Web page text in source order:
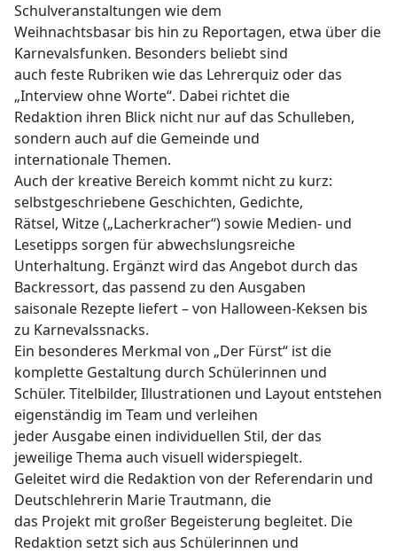
Schulveranstaltungen wie dem
Weihnachtsbasar bis hin zu Reportagen, etwa über die
Karnevalsfunken. Besonders beliebt sind
auch feste Rubriken wie das Lehrerquiz oder das
„Interview ohne Worte“. Dabei richtet die
Redaktion ihren Blick nicht nur auf das Schulleben,
sondern auch auf die Gemeinde und
internationale Themen.
Auch der kreative Bereich kommt nicht zu kurz:
selbstgeschriebene Geschichten, Gedichte,
Rätsel, Witze („Lacherkracher“) sowie Medien- und
Lesetipps sorgen für abwechslungsreiche
Unterhaltung. Ergänzt wird das Angebot durch das
Backressort, das passend zu den Ausgaben
saisonale Rezepte liefert – von Halloween-Keksen bis
zu Karnevalssnacks.
Ein besonderes Merkmal von „Der Fürst“ ist die
komplette Gestaltung durch Schülerinnen und
Schüler. Titelbilder, Illustrationen und Layout entstehen
eigenständig im Team und verleihen
jeder Ausgabe einen individuellen Stil, der das
jeweilige Thema auch visuell widerspiegelt.
Geleitet wird die Redaktion von der Referendarin und
Deutschlehrerin Marie Trautmann, die
das Projekt mit großer Begeisterung begleitet. Die
Redaktion setzt sich aus Schülerinnen und